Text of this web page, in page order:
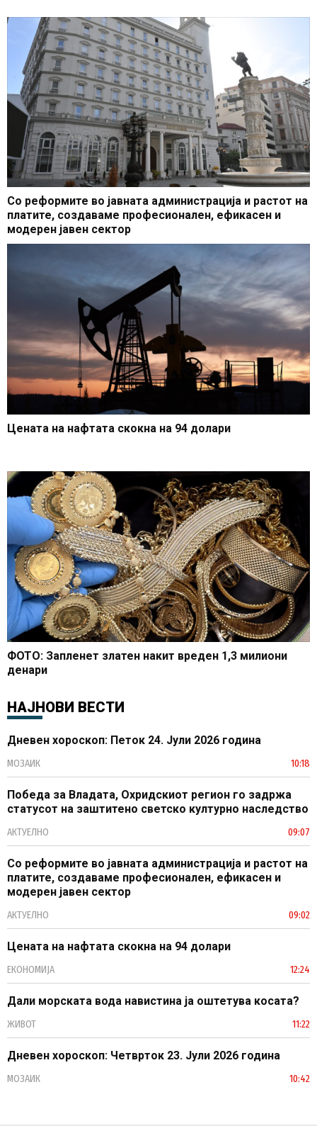
Со реформите во јавната администрација и растот на
платите, создаваме професионален, ефикасен и
модерен јавен сектор
Цената на нафтата скокна на 94 долари
ФОТО: Запленет златен накит вреден 1,3 милиони
денари
НАЈНОВИ ВЕСТИ
Дневен хороскоп: Петок 24. Јули 2026 година
МОЗАИК 10:18
Победа за Владата, Охридскиот регион го задржа
статусот на заштитено светско културно наследство
АКТУЕЛНО 09:07
Со реформите во јавната администрација и растот на
платите, создаваме професионален, ефикасен и
модерен јавен сектор
АКТУЕЛНО 09:02
Цената на нафтата скокна на 94 долари
ЕКОНОМИЈА 12:24
Дали морската вода навистина ја оштетува косата?
ЖИВОТ 11:22
Дневен хороскоп: Четврток 23. Јули 2026 година
МОЗАИК 10:42